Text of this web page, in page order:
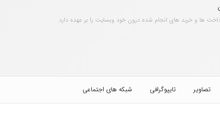
ها و خرید های انجام شده درون خود وبسایت را بر عهده دارد
تصاویر تایپوگرافی شبکه های اجتماعی